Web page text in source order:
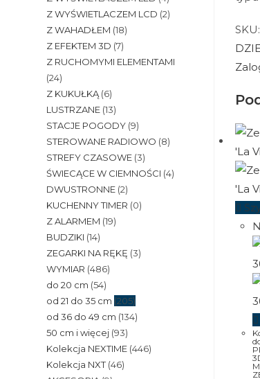
Z WYŚWIETLACZEM LCD (2)
Z WAHADŁEM (18)
Z EFEKTEM 3D (7)
Z RUCHOMYMI ELEMENTAMI
(24)
Z KUKUŁKĄ (6)
LUSTRZANE (13)
STACJE POGODY (9)
STEROWANE RADIOWO (8)
STREFY CZASOWE (3)
ŚWIECĄCE W CIEMNOŚCI (4)
DWUSTRONNE (2)
KUCHENNY TIMER (0)
Z ALARMEM (19)
BUDZIKI (14)
ZEGARKI NA RĘKĘ (3)
WYMIAR (486)
do 20 cm (54)
od 21 do 35 cm (205)
od 36 do 49 cm (134)
50 cm i więcej (93)
Kolekcja NEXTIME (446)
Kolekcja NXT (46)